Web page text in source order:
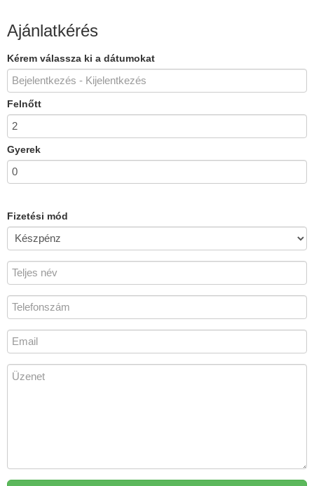
Ajánlatkérés
Kérem válassza ki a dátumokat
Felnőtt
Gyerek
Fizetési mód